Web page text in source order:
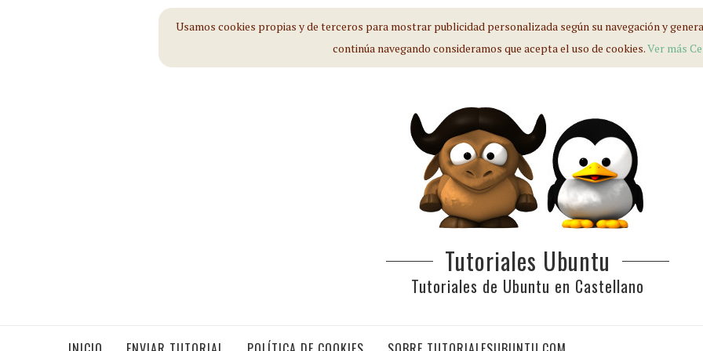
Usamos cookies propias y de terceros para mostrar publicidad personalizada según su navegación y
continúa navegando consideramos que acepta el uso de cookies.Ver más
Tutoriales Ubuntu
Tutoriales de Ubuntu en Castellano